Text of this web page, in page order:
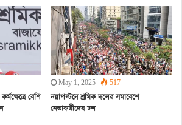
বেশি
May 1, 2025 517
নয়াপল্টনে শ্রমিক দলের সমাবেশে
নেতাকর্মীদের ঢল